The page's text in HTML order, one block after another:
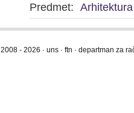
Predmet:
2008 - 2026 · uns · ftn · departman za